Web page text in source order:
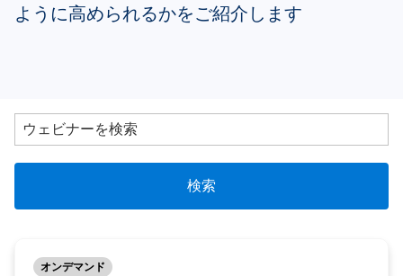
ように高められるかをご紹介します
オ
ン
ラ
オンデマンド